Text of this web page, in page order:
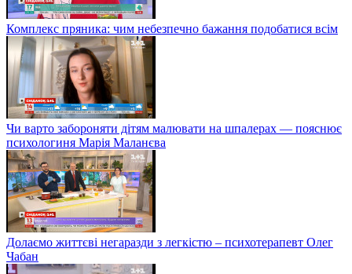
Комплекс пряника: чим небезпечно бажання подобатися всім
Чи варто забороняти дітям малювати на шпалерах — пояснює
психологиня Марія Маланєва
Долаємо життєві негаразди з легкістю – психотерапевт Олег
Чабан